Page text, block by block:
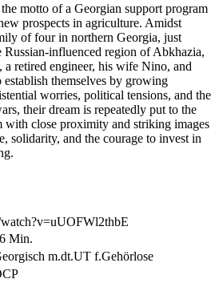
motto of a Georgian support program
prospects in agriculture. Amidst
of four in northern Georgia, just
influenced region of Abkhazia,
a retired engineer, his wife Nino, and
themselves by growing
worries, political tensions, and the
their dream is repeatedly put to the
close proximity and striking images
solidarity, and the courage to invest in
Min.
m.dt.UT f.Gehörlose